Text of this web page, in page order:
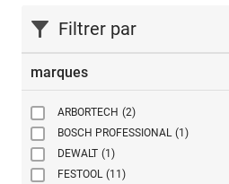
Filtrer par
marques
ARBORTECH (2)
BOSCH PROFESSIONAL (1)
DEWALT (1)
FESTOOL (11)